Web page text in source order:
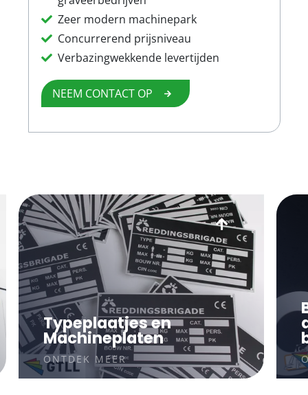
Zeer modern machinepark
Concurrerend prijsniveau
Verbazingwekkende levertijden
NEEM CONTACT OP
Typeplaatjes en
Machineplaten
ONTDEK MEER